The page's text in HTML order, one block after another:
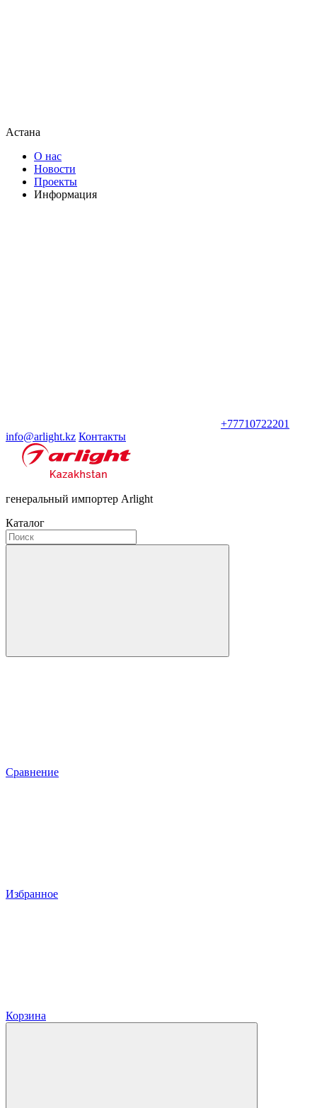
Астана
О нас
Новости
Проекты
Информация
+77710722201
info@arlight.kz Контакты
генеральный импортер Arlight
Каталог
Сравнение
Избранное
Корзина